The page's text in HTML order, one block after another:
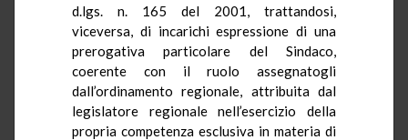
d.lgs. n. 165 del 2001, trattandosi,
viceversa, di incarichi espressione di una
prerogativa particolare del Sindaco,
coerente con il ruolo assegnatogli
dall’ordinamento regionale, attribuita dal
legislatore regionale nell’esercizio della
propria competenza esclusiva in materia di